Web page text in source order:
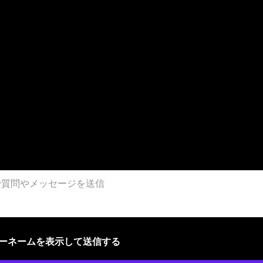
ネームを表示して送信する